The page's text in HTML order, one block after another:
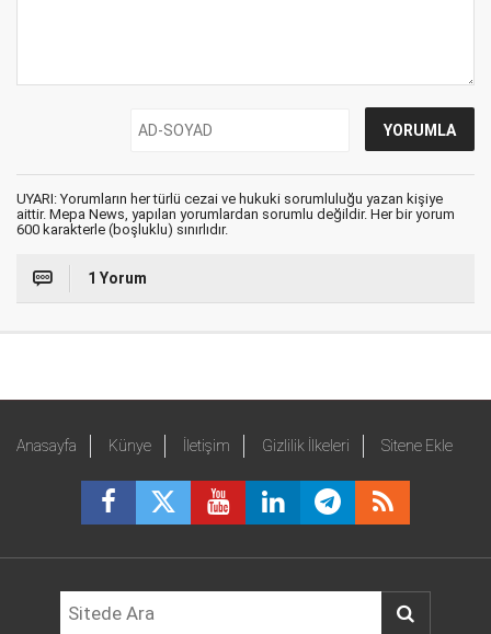
UYARI: Yorumların her türlü cezai ve hukuki sorumluluğu yazan kişiye
aittir. Mepa News, yapılan yorumlardan sorumlu değildir. Her bir yorum
600 karakterle (boşluklu) sınırlıdır.
1 Yorum
Anasayfa Künye İletişim Gizlilik İlkeleri Sitene Ekle